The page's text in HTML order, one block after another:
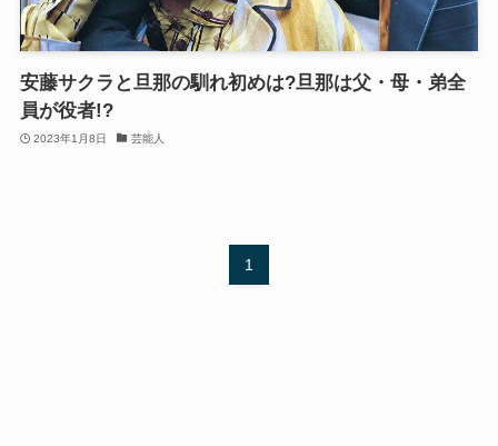
安藤サクラと旦那の馴れ初めは?旦那は父・母・弟全
員が役者!?
2023年1月8日 芸能人
1